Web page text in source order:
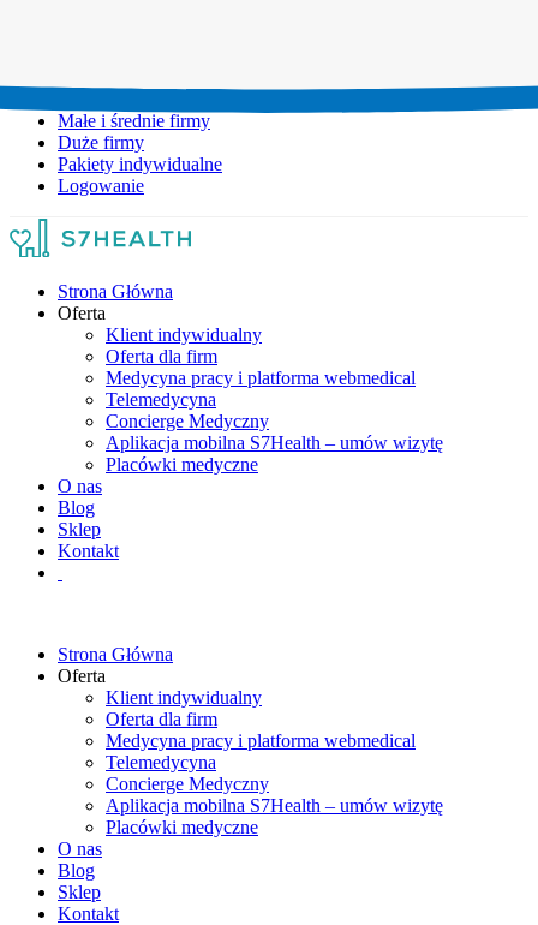
Małe i średnie firmy
Duże firmy
Pakiety indywidualne
Logowanie
Strona Główna
Oferta
Klient indywidualny
Oferta dla firm
Medycyna pracy i platforma webmedical
Telemedycyna
Concierge Medyczny
Aplikacja mobilna S7Health – umów wizytę
Placówki medyczne
O nas
Blog
Sklep
Kontakt
Strona Główna
Oferta
Klient indywidualny
Oferta dla firm
Medycyna pracy i platforma webmedical
Telemedycyna
Concierge Medyczny
Aplikacja mobilna S7Health – umów wizytę
Placówki medyczne
O nas
Blog
Sklep
Kontakt